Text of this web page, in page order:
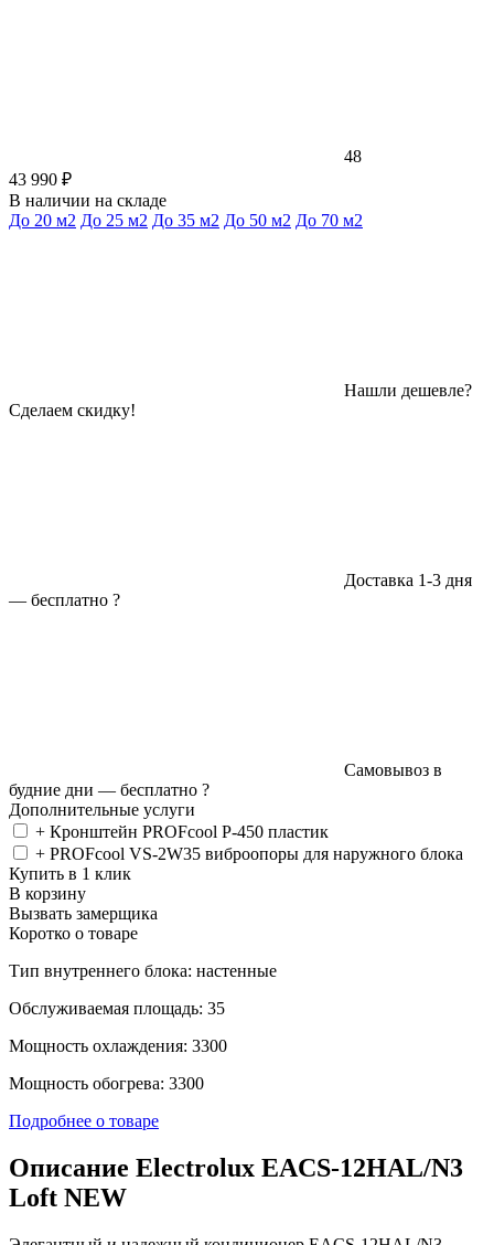
48
43 990 ₽
В наличии на складе
До 20 м2 До 25 м2 До 35 м2 До 50 м2 До 70 м2
Нашли дешевле?
Сделаем скидку!
Доставка 1-3 дня
— бесплатно ?
Самовывоз в
будние дни — бесплатно ?
Дополнительные услуги
+ Кронштейн PROFcool P-450 пластик
+ PROFcool VS-2W35 виброопоры для наружного блока
Купить в 1 клик
В корзину
Вызвать замерщика
Коротко о товаре
Тип внутреннего блока: настенные
Обслуживаемая площадь: 35
Мощность охлаждения: 3300
Мощность обогрева: 3300
Подробнее о товаре
Описание Electrolux EACS-12HAL/N3
Loft NEW